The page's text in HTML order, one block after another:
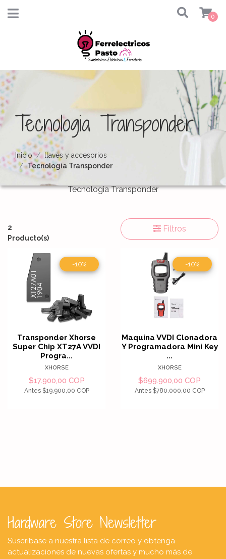
0
Tecnologia Transponder
Inicio
llaves y accesorios
Tecnologia Transponder
Tecnologia Transponder
2
Producto(s)
Filtros
-10%
Transponder Xhorse
Super Chip XT27A VVDI
Progra...
XHORSE
$17.900,00 COP
Antes $19.900,00 COP
-10%
Maquina VVDI Clonadora
Y Programadora Mini Key
...
XHORSE
$699.900,00 COP
Antes $780.000,00 COP
Hardware Store Newsletter
Suscríbase a nuestra lista de correo y obtenga
actualizaciones de nuevas ofertas y mucho más de